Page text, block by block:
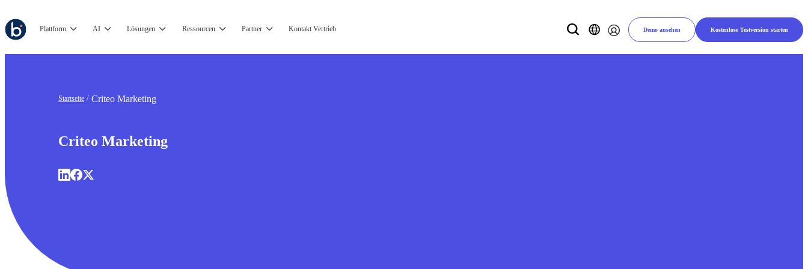
Plattform AI Lösungen Ressourcen Partner Kontakt Vertrieb Demo ansehen Kostenlose Testversion starten
Startseite Criteo Marketing
Criteo Marketing